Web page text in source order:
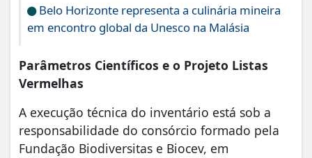
Belo Horizonte representa a culinária mineira
em encontro global da Unesco na Malásia
Parâmetros Científicos e o Projeto Listas
Vermelhas
A execução técnica do inventário está sob a
responsabilidade do consórcio formado pela
Fundação Biodiversitas e Biocev, em